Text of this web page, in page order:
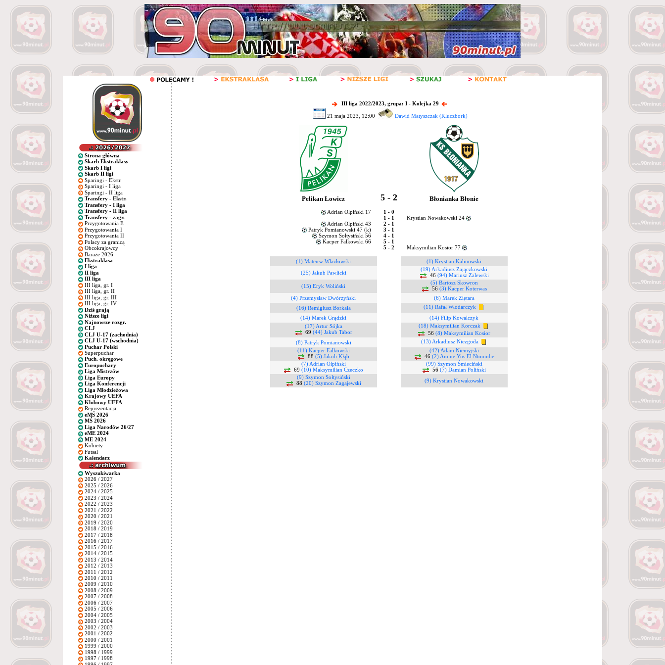
Strona główna
Skarb Ekstraklasy
Skarb I ligi
Skarb II ligi
Sparingi - Ekstr.
Sparingi - I liga
Sparingi - II liga
Transfery - Ekstr.
Transfery - I liga
Transfery - II liga
Transfery - zagr.
Przygotowania E
Przygotowania I
Przygotowania II
Polacy za granicą
Obcokrajowcy
Baraże 2026
Ekstraklasa
I liga
II liga
III liga
III liga, gr. I
III liga, gr. II
III liga, gr. III
III liga, gr. IV
Dziś grają
Niższe ligi
Najnowsze rozgr.
CLJ
CLJ U-17 (zachodnia)
CLJ U-17 (wschodnia)
Puchar Polski
Superpuchar
Puch. okręgowe
Europuchary
Liga Mistrzów
Liga Europy
Liga Konferencji
Liga Młodzieżowa
Krajowy UEFA
Klubowy UEFA
Reprezentacja
eMŚ 2026
MŚ 2026
Liga Narodów 26/27
eME 2024
ME 2024
Kobiety
Futsal
Kalendarz
Wyszukiwarka
2026 / 2027
2025 / 2026
2024 / 2025
2023 / 2024
2022 / 2023
2021 / 2022
2020 / 2021
2019 / 2020
2018 / 2019
2017 / 2018
2016 / 2017
2015 / 2016
2014 / 2015
2013 / 2014
2012 / 2013
2011 / 2012
2010 / 2011
2009 / 2010
2008 / 2009
2007 / 2008
2006 / 2007
2005 / 2006
2004 / 2005
2003 / 2004
2002 / 2003
2001 / 2002
2000 / 2001
1999 / 2000
1998 / 1999
1997 / 1998
III liga 2022/2023, grupa: I - Kolejka 29
21 maja 2023, 12:00 Dawid Matyszczak (Kluczbork)
Pelikan Łowicz 5 - 2 Błonianka Błonie
Adrian Olpiński 17
1 - 0
1 - 1
Krystian Nowakowski 24
Adrian Olpiński 43
2 - 1
Patryk Pomianowski 47 (k)
3 - 1
Szymon Sołtysiński 56
4 - 1
Kacper Falkowski 66
5 - 1
5 - 2
Maksymilian Kosior 77
(1) Mateusz Wlazłowski
(1) Krystian Kalinowski
(25) Jakub Pawlicki
(19) Arkadiusz Zajączkowski
46 (94) Mariusz Zalewski
(15) Eryk Woliński
(5) Bartosz Skowron
56 (3) Kacper Koterwas
(4) Przemysław Dwórzyński
(6) Marek Ziętara
(16) Remigiusz Borkała
(11) Rafał Włodarczyk
(14) Marek Grądzki
(14) Filip Kowalczyk
(17) Artur Sójka
69 (44) Jakub Tabor
(18) Maksymilian Korczak
56 (8) Maksymilian Kosior
(8) Patryk Pomianowski
(13) Arkadiusz Niezgoda
(11) Kacper Falkowski
88 (5) Jakub Kłąb
(42) Adam Niemyjski
46 (2) Amine Yus El Ntoumbe
(7) Adrian Olpiński
69 (10) Maksymilian Czeczko
(99) Szymon Śmieciński
56 (7) Damian Poliński
(9) Szymon Sołtysiński
88 (20) Szymon Zagajewski (9) Krystian Nowakowski